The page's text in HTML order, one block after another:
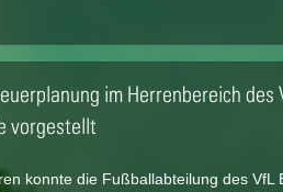
im Herrenbereich
vorgestellt
konnte die Fußballabteilung des VfL